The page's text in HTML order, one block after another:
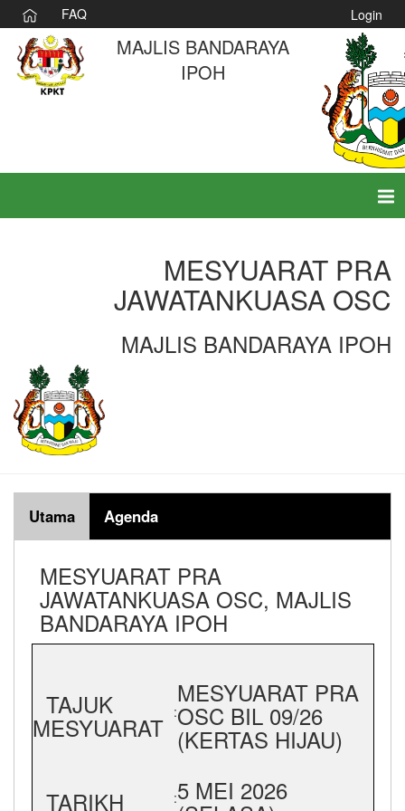
FAQ Login
MAJLIS BANDARAYA
IPOH
MESYUARAT PRA
JAWATANKUASA OSC
MAJLIS BANDARAYA IPOH
Utama Agenda
MESYUARAT PRA
JAWATANKUASA OSC, MAJLIS
BANDARAYA IPOH
TAJUK
MESYUARAT :
MESYUARAT PRA
OSC BIL 09/26
(KERTAS HIJAU)
TARIKH
:5 MEI 2026